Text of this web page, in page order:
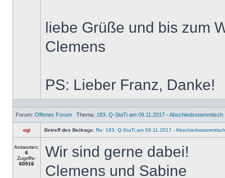
liebe Grüße und bis zum
Clemens
PS: Lieber Franz, Danke!
Forum: Offenes Forum Thema: 183. Q-StaTi am 09.11.2017 - Abschiedsstammtisch
ogi Betreff des Beitrags: Re: 183. Q-StaTi am 09.11.2017 - Abschiedsstammtisch
Antworten:
6
Zugriffe:
60916
Wir sind gerne dabei!
Clemens und Sabine